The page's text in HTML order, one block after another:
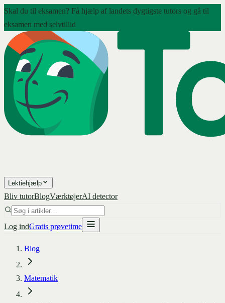
Skal du til eksamen? Få hjælp af landets dygtigste tutors og gå til
eksamen med selvtillid
Lektiehjælp
Bliv tutorBlogVærktøjerAI detector
Log indGratis prøvetime
Blog
Matematik